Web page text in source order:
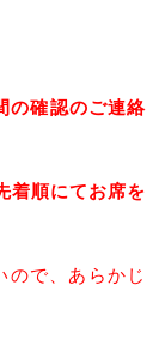
の確認のご連絡
着順にてお席を
ので、あらかじ